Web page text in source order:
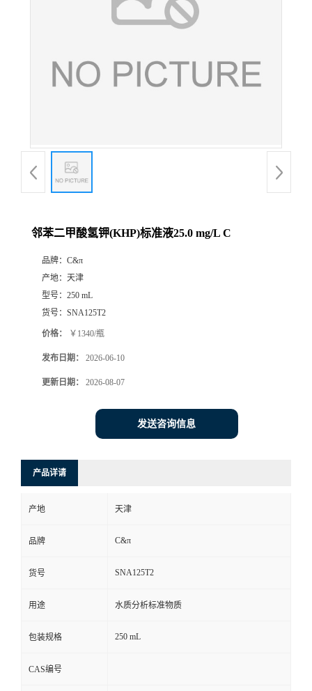
邻苯二甲酸氢钾(KHP)标准液25.0 mg/L C
品牌： C&π
产地： 天津
型号： 250 mL
货号： SNA125T2
价格： ￥1340/瓶
发布日期： 2026-06-10
更新日期： 2026-08-07
发送咨询信息
产品详请
产地 天津
品牌 C&π
货号 SNA125T2
用途 水质分析标准物质
包装规格 250 mL
CAS编号